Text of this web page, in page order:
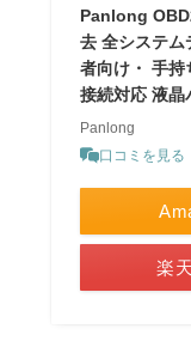
Panlong
去 全システ
者向け・ 手持
接続対応 液晶
Panlong
口コミを見る
楽